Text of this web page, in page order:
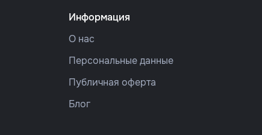
Информация
О нас
Персональные данные
Публичная оферта
Блог